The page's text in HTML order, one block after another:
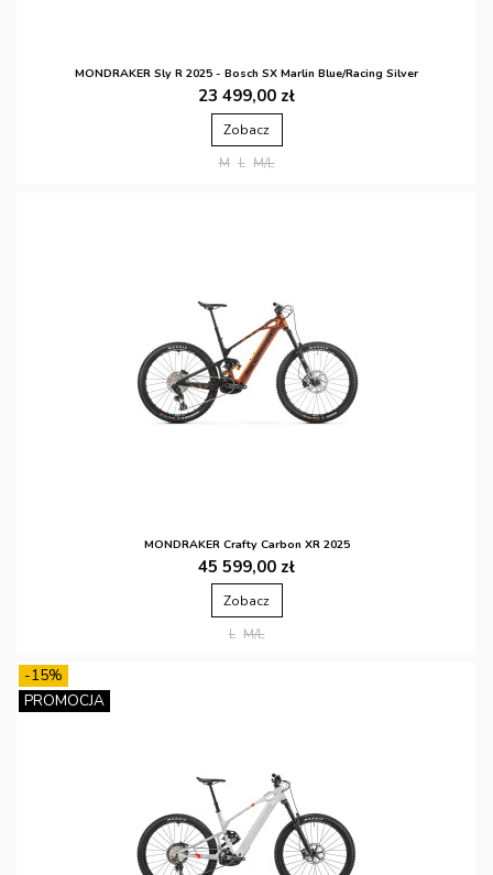
MONDRAKER Sly R 2025 - Bosch SX Marlin Blue/Racing Silver
23 499,00 zł
Zobacz
M L M/L
MONDRAKER Crafty Carbon XR 2025
45 599,00 zł
Zobacz
L M/L
-15%
PROMOCJA